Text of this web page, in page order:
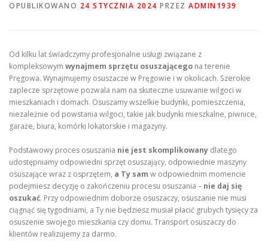
OPUBLIKOWANO 24 STYCZNIA 2024 PRZEZ ADMIN1939
Od kilku lat świadczymy profesjonalne usługi związane z
kompleksowym wynajmem sprzętu osuszającego na terenie
Pręgowa. Wynajmujemy osuszacze w Pręgowie i w okolicach. Szerokie
zaplecze sprzętowe pozwala nam na skuteczne usuwanie wilgoci w
mieszkaniach i domach. Osuszamy wszelkie budynki, pomieszczenia,
niezależnie od powstania wilgoci, takie jak budynki mieszkalne, piwnice,
garaże, biura, komórki lokatorskie i magazyny.
Podstawowy proces osuszania nie jest skomplikowany dlatego
udostępniamy odpowiedni sprzęt osuszający, odpowiednie maszyny
osuszające wraz z osprzętem, a Ty sam w odpowiednim momencie
podejmiesz decyzję o zakończeniu procesu osuszania – nie daj się
oszukać. Przy odpowiednim doborze osuszaczy, osuszanie nie musi
ciągnąć się tygodniami, a Ty nie będziesz musiał płacić grubych tysięcy za
osuszenie swojego mieszkania czy domu. Transport osuszaczy do
klientów realizujemy za darmo.